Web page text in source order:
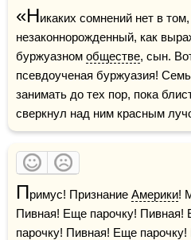
«Никаких сомнений нет в том,
незаконнорожденный, как
буржуазном обществе, сын.
псевдоученая буржуазия!
занимать до тех пор, пока
сверкнул над ним красным
Примус! Признание Америки!
Пивная! Еще парочку!
парочку! Пивная! Еще